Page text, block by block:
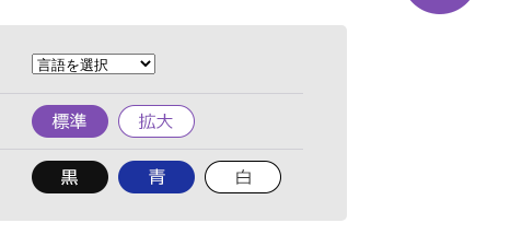
の
標
準
拡
大
背
景
背
景
背
景